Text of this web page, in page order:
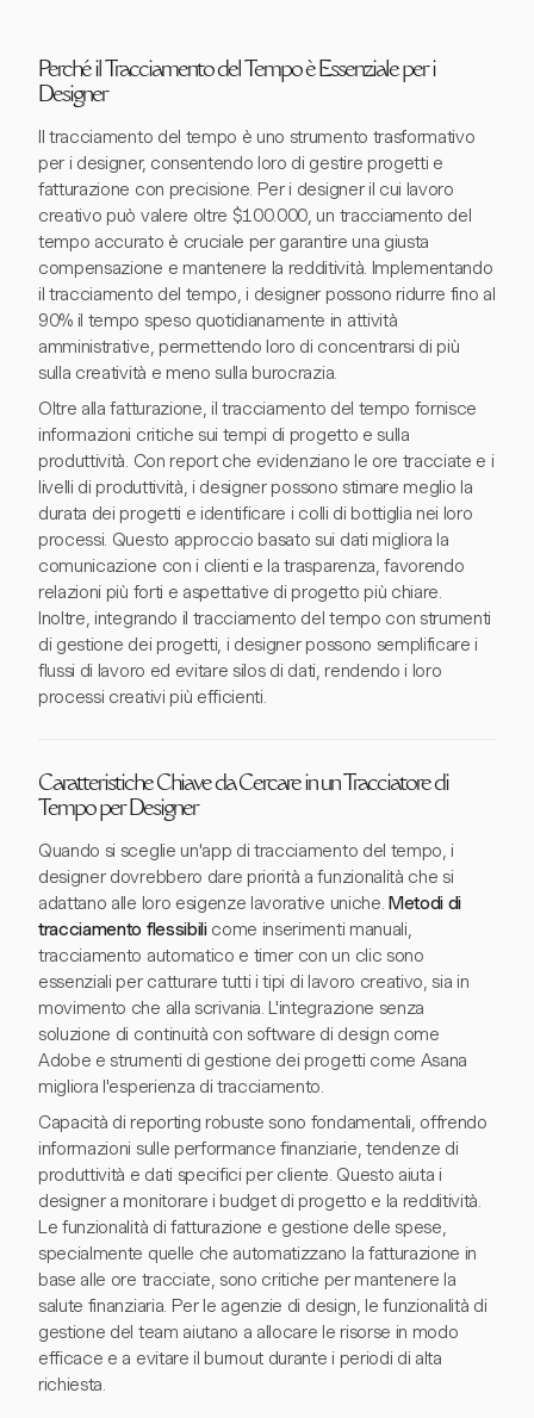
Perché il Tracciamento del Tempo è Essenziale per i
Designer
Il tracciamento del tempo è uno strumento trasformativo
per i designer, consentendo loro di gestire progetti e
fatturazione con precisione. Per i designer il cui lavoro
creativo può valere oltre $100.000, un tracciamento del
tempo accurato è cruciale per garantire una giusta
compensazione e mantenere la redditività. Implementando
il tracciamento del tempo, i designer possono ridurre fino al
90% il tempo speso quotidianamente in attività
amministrative, permettendo loro di concentrarsi di più
sulla creatività e meno sulla burocrazia.
Oltre alla fatturazione, il tracciamento del tempo fornisce
informazioni critiche sui tempi di progetto e sulla
produttività. Con report che evidenziano le ore tracciate e i
livelli di produttività, i designer possono stimare meglio la
durata dei progetti e identificare i colli di bottiglia nei loro
processi. Questo approccio basato sui dati migliora la
comunicazione con i clienti e la trasparenza, favorendo
relazioni più forti e aspettative di progetto più chiare.
Inoltre, integrando il tracciamento del tempo con strumenti
di gestione dei progetti, i designer possono semplificare i
flussi di lavoro ed evitare silos di dati, rendendo i loro
processi creativi più efficienti.
Caratteristiche Chiave da Cercare in un Tracciatore di
Tempo per Designer
Quando si sceglie un'app di tracciamento del tempo, i
designer dovrebbero dare priorità a funzionalità che si
adattano alle loro esigenze lavorative uniche. Metodi di
tracciamento flessibilicome inserimenti manuali,
tracciamento automatico e timer con un clic sono
essenziali per catturare tutti i tipi di lavoro creativo, sia in
movimento che alla scrivania. L'integrazione senza
soluzione di continuità con software di design come
Adobe e strumenti di gestione dei progetti come Asana
migliora l'esperienza di tracciamento.
Capacità di reporting robuste sono fondamentali, offrendo
informazioni sulle performance finanziarie, tendenze di
produttività e dati specifici per cliente. Questo aiuta i
designer a monitorare i budget di progetto e la redditività.
Le funzionalità di fatturazione e gestione delle spese,
specialmente quelle che automatizzano la fatturazione in
base alle ore tracciate, sono critiche per mantenere la
salute finanziaria. Per le agenzie di design, le funzionalità di
gestione del team aiutano a allocare le risorse in modo
efficace e a evitare il burnout durante i periodi di alta
richiesta.